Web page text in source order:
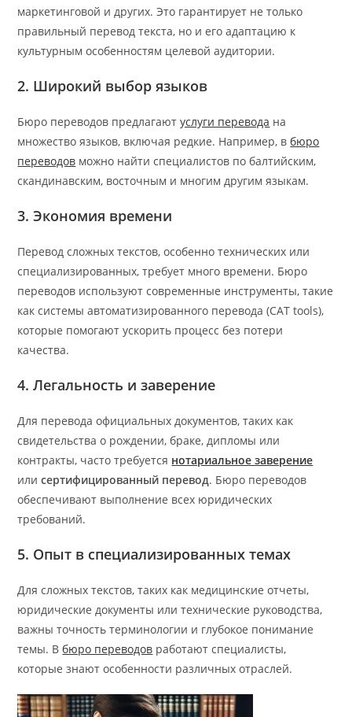
маркетинговой и других. Это гарантирует не только
правильный перевод текста, но и его адаптацию к
культурным особенностям целевой аудитории.
2. Широкий выбор языков
Бюро переводов предлагаютуслуги перевода на
множество языков, включая редкие. Например, вбюро
переводов можно найти специалистов по балтийским,
скандинавским, восточным и многим другим языкам.
3. Экономия времени
Перевод сложных текстов, особенно технических или
специализированных, требует много времени. Бюро
переводов используют современные инструменты, такие
как системы автоматизированного перевода (CAT tools),
которые помогают ускорить процесс без потери
качества.
4. Легальность и заверение
Для перевода официальных документов, таких как
свидетельства о рождении, браке, дипломы или
контракты, часто требуется нотариальное заверение
илисертифицированный перевод. Бюро переводов
обеспечивают выполнение всех юридических
требований.
5. Опыт в специализированных темах
Для сложных текстов, таких как медицинские отчеты,
юридические документы или технические руководства,
важны точность терминологии и глубокое понимание
темы. Вбюро переводов работают специалисты,
которые знают особенности различных отраслей.